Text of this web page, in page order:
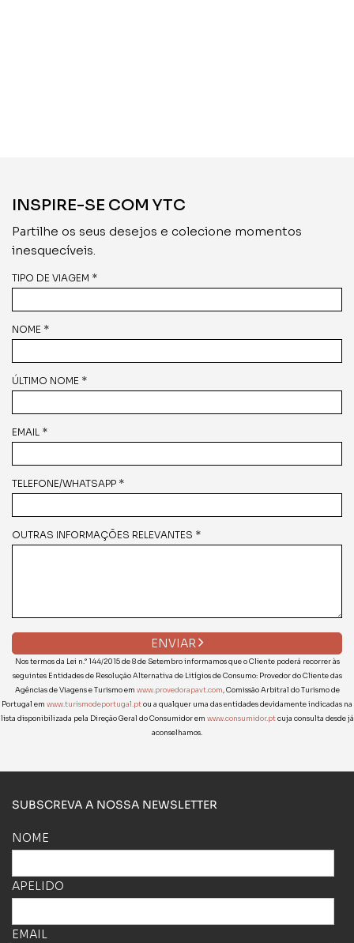
INSPIRE-SE COM YTC
Partilhe os seus desejos e colecione momentos
inesquecíveis.
TIPO DE VIAGEM *
NOME *
ÚLTIMO NOME *
EMAIL *
TELEFONE/WHATSAPP *
OUTRAS INFORMAÇÕES RELEVANTES *
ENVIAR
Nos termos da Lei n.° 144/2015 de 8 de Setembro informamos que o Cliente poderá recorrer às
seguintes Entidades de Resolução Alternativa de Litígios de Consumo: Provedor do Cliente das
Agências de Viagens e Turismo em www.provedorapavt.com, Comissão Arbitral do Turismo de
Portugal em www.turismodeportugal.ptou a qualquer uma das entidades devidamente indicadas na
lista disponibilizada pela Direção Geral do Consumidor em www.consumidor.ptcuja consulta desde já
aconselhamos.
SUBSCREVA A NOSSA NEWSLETTER
NOME
APELIDO
EMAIL